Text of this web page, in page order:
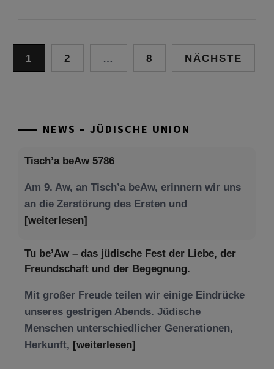
Seitennummerierung
1 2 … 8 NÄCHSTE
NEWS – JÜDISCHE UNION
Tisch’a beAw 5786
Am 9. Aw, an Tisch’a beAw, erinnern wir uns
an die Zerstörung des Ersten und
[weiterlesen]
Tu be’Aw – das jüdische Fest der Liebe, der
Freundschaft und der Begegnung.
Mit großer Freude teilen wir einige Eindrücke
unseres gestrigen Abends. Jüdische
Menschen unterschiedlicher Generationen,
Herkunft, [weiterlesen]